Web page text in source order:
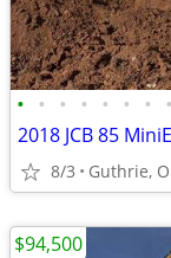
• • • • • • • •
2018 JCB 85
8/3 Guthrie,
$94,500